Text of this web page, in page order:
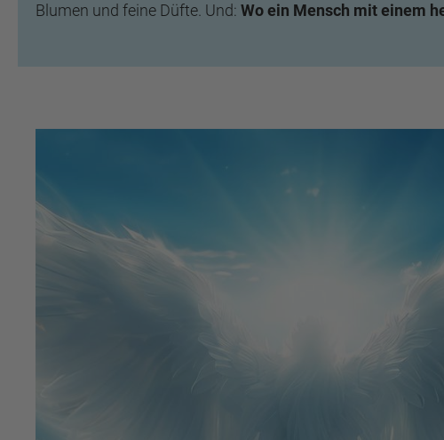
Blumen und feine Düfte. Und: Wo ein Mensch mit einem